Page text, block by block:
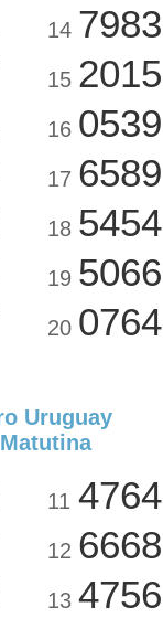
14 7983
15 2015
16 0539
17 6589
18 5454
19 5066
20 0764
Uruguay
Matutina
11 4764
12 6668
13 4756